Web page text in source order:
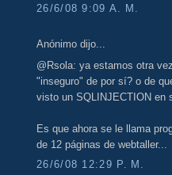
26/6/08 9:09 A. M.
Anónimo dijo...
@Rsola: ya estamos otra
"inseguro" de por sí? o de
visto un SQLINJECTION en
Es que ahora se le llama
de 12 páginas de webtaller...
26/6/08 12:29 P. M.